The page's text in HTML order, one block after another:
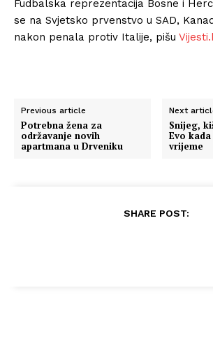
Fudbalska reprezentacija Bosne i
se na Svjetsko prvenstvo u SAD,
nakon penala protiv Italije, pišu
Previous article
Potrebna žena za
održavanje novih
apartmana u Drveniku
Next
Snijeg,
Evo
vrijeme
SHARE POST: